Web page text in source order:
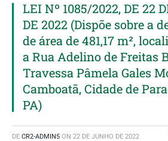
LEI Nº 1085/2022, DE 22
DE 2022 (Dispõe sobre a
de área de 481,17 m²,
a Rua Adelino de Freitas
Travessa Pâmela Gales
Camboatã, Cidade de
PA)
DE CR2-ADMIN5 ON 22 DE JUNHO DE 2022